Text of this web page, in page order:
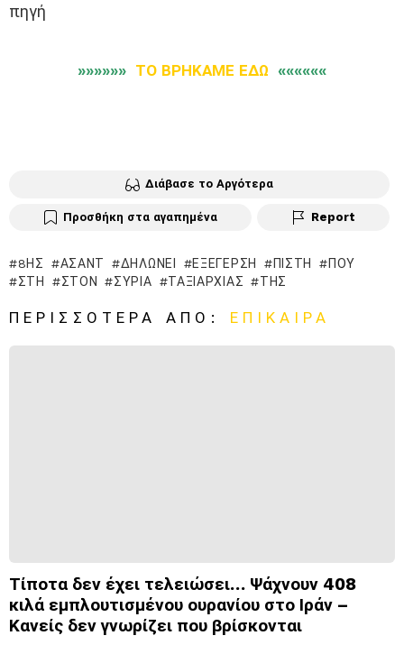
πηγή
»»»»»» ΤΟ ΒΡΗΚΑΜΕ ΕΔΩ ««««««
Διάβασε το Αργότερα
Προσθήκη στα αγαπημένα Report
8ΗΣ ΆΣΑΝΤ ΔΗΛΏΝΕΙ ΕΞΈΓΕΡΣΗ ΠΊΣΤΗ
ΠΟΥ
ΣΤΗ
ΣΤΟΝ ΣΥΡΊΑ ΤΑΞΙΑΡΧΊΑΣ ΤΗΣ
ΠΕΡΙΣΣΌΤΕΡΑ ΑΠΌ: ΕΠΊΚΑΙΡΑ
Τίποτα δεν έχει τελειώσει… Ψάχνουν 408
κιλά εμπλουτισμένου ουρανίου στο Ιράν –
Κανείς δεν γνωρίζει που βρίσκονται